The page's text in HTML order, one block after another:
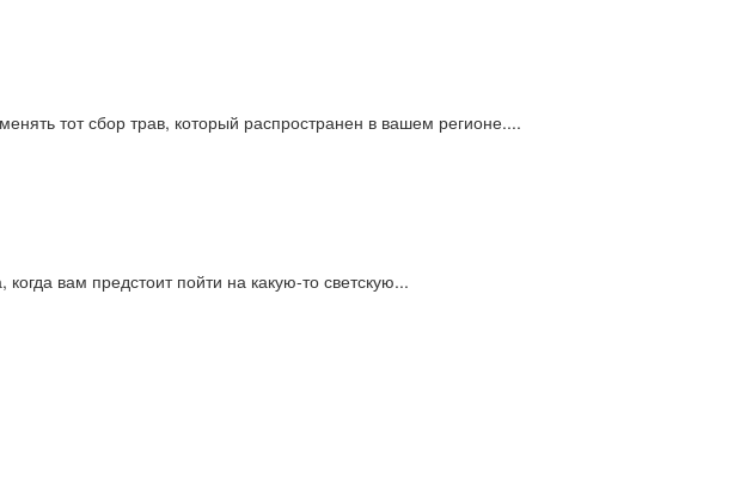
тот сбор трав, который распространен в вашем регионе....
вам предстоит пойти на какую-то светскую...